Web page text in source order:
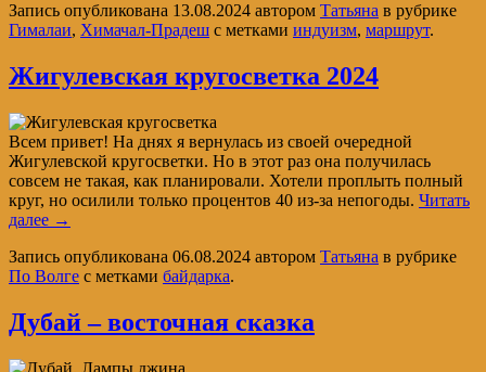
Запись опубликована 13.08.2024 автором Татьяна в рубрике
Гималаи, Химачал-Прадеш с метками индуизм, маршрут.
Жигулевская кругосветка 2024
Всем привет! На днях я вернулась из своей очередной
Жигулевской кругосветки. Но в этот раз она получилась
совсем не такая, как планировали. Хотели проплыть полный
круг, но осилили только процентов 40 из-за непогоды. Читать
далее →
Запись опубликована 06.08.2024 автором Татьяна в рубрике
По Волге с метками байдарка.
Дубай – восточная сказка